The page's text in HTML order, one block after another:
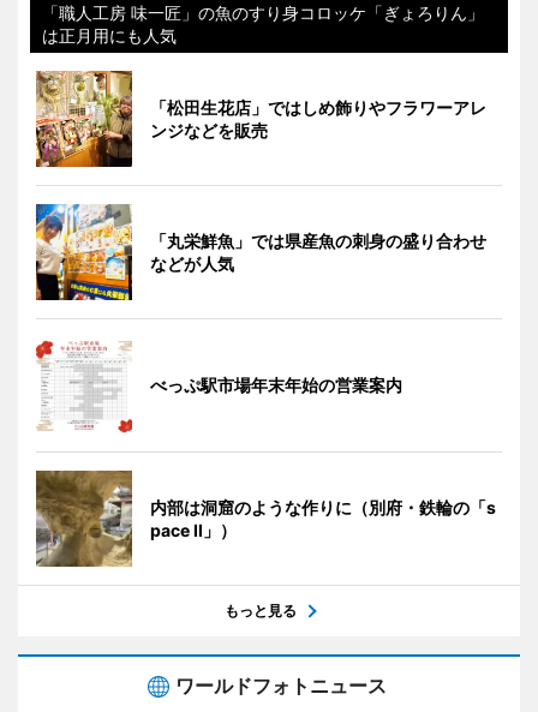
「職人工房 味一匠」の魚のすり身コロッケ「ぎょろりん」
は正月用にも人気
「松田生花店」ではしめ飾りやフラワーアレ
ンジなどを販売
「丸栄鮮魚」では県産魚の刺身の盛り合わせ
などが人気
べっぷ駅市場年末年始の営業案内
内部は洞窟のような作りに（別府・鉄輪の「s
pace II」）
もっと見る
ワールドフォトニュース